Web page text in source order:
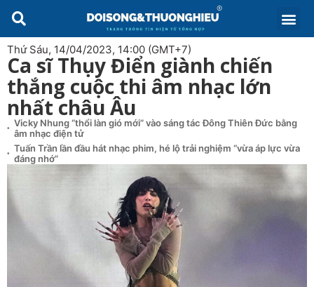
Thứ Sáu, 14/04/2023, 14:00 (GMT+7)
Ca sĩ Thụy Điển giành chiến
thắng cuộc thi âm nhạc lớn
nhất châu Âu
Vicky Nhung “thổi làn gió mới” vào sáng tác Đông Thiên Đức bằng
âm nhạc điện tử
Tuấn Trần lần đầu hát nhạc phim, hé lộ trải nghiệm “vừa áp lực vừa
đáng nhớ”